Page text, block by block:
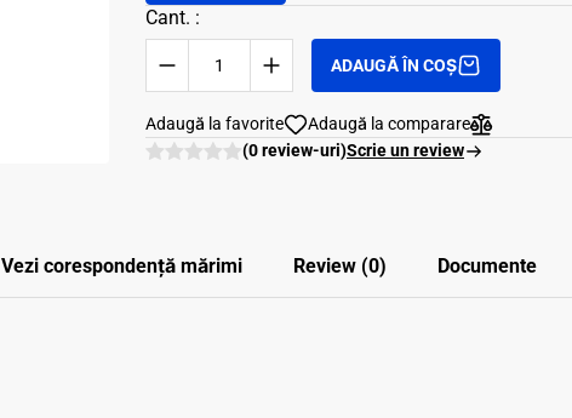
Cant. :
ADAUGĂ ÎN COȘ
Adaugă la favorite
Adaugă la comparare
(0 review-uri)Scrie un review
Vezi corespondenţă mărimi Review (0) Documente